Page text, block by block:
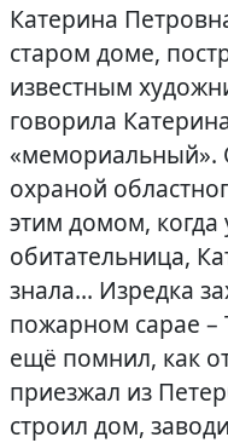
Катерина
старом доме,
известным
говорила
«мемориальный».
охраной
этим домом, когда
обитательница,
знала… Изредка
пожарном сарае
ещё помнил, как
приезжал из
строил дом,